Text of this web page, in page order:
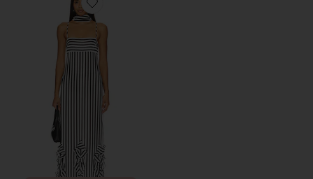
Favorite ПЛАТЬЕ NIEVE